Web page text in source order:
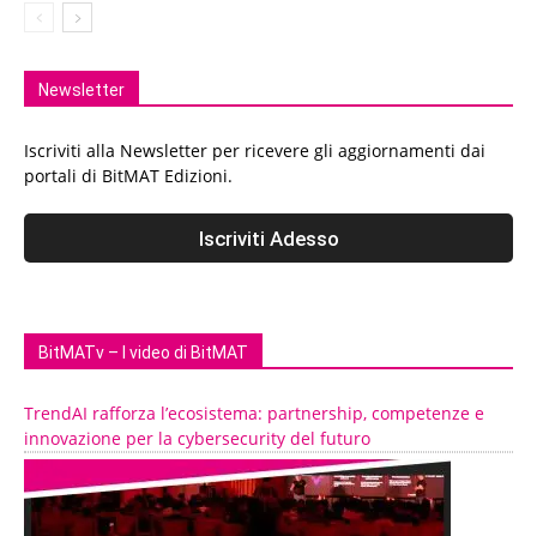
Newsletter
Iscriviti alla Newsletter per ricevere gli aggiornamenti dai
portali di BitMAT Edizioni.
BitMATv – I video di BitMAT
TrendAI rafforza l’ecosistema: partnership, competenze e
innovazione per la cybersecurity del futuro